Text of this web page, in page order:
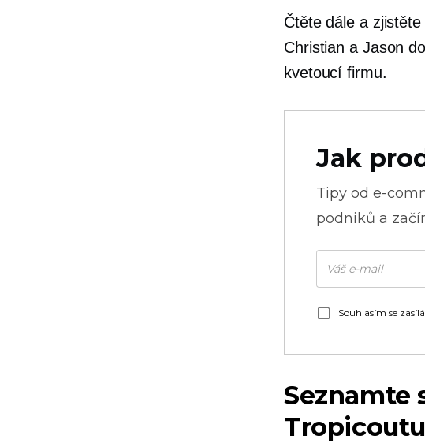
Čtěte dále a
Christian a Jason
kvetoucí firmu.
Jak
Tipy od e-
podniků a
Souhlasím se
Seznamte